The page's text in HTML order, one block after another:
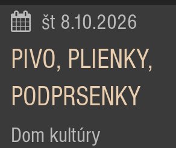
št 8.10.2026
PIVO, PLIENKY,
PODPRSENKY
Dom kultúry